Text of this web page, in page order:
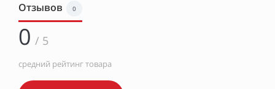
Отзывов 0
0 / 5
средний рейтинг товара